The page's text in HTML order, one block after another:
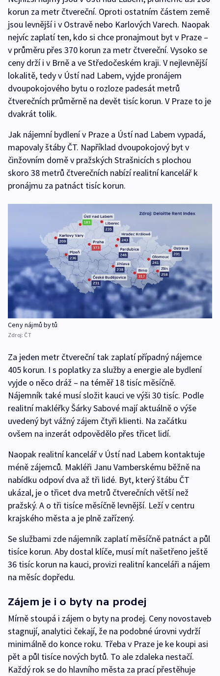
korun za metr čtvereční. Oproti ostatním částem země
jsou levnější i v Ostravě nebo Karlových Varech. Naopak
nejvíc zaplatí ten, kdo si chce pronajmout byt v Praze –
v průměru přes 370 korun za metr čtvereční. Vysoko se
ceny drží i v Brně a ve Středočeském kraji. V nejlevnější
lokalitě, tedy v Ústí nad Labem, vyjde pronájem
dvoupokojového bytu o rozloze padesát metrů
čtverečních průměrně na devět tisíc korun. V Praze to je
dvakrát tolik.
Jak nájemní bydlení v Praze a Ústí nad Labem vypadá,
mapovaly štáby ČT. Například dvoupokojový byt v
činžovním domě v pražských Strašnicích s plochou
skoro 38 metrů čtverečních nabízí realitní kancelář k
pronájmu za patnáct tisíc korun.
Ceny nájmů bytů
Zdroj: ČT
Za jeden metr čtvereční tak zaplatí případný nájemce
405 korun. I s poplatky za služby a energie ale bydlení
vyjde o něco dráž – na téměř 18 tisíc měsíčně.
Nájemník také musí složit kauci ve výši 30 tisíc. Podle
realitní makléřky Šárky Sabové mají aktuálně o výše
uvedený byt vážný zájem čtyři klienti. Na začátku
ovšem na inzerát odpovědělo přes třicet lidí.
Naopak realitní kancelář v Ústí nad Labem kontaktuje
méně zájemců. Makléři Janu Vamberskému běžně na
nabídku odpoví dva až tři lidé. Byt, který štábu ČT
ukázal, je o třicet dva metrů čtverečních větší než
pražský. A o tři tisíce měsíčně levnější. Leží v centru
krajského města a je plně zařízený.
Se službami zde nájemník zaplatí měsíčně patnáct a půl
tisíce korun. Aby dostal klíče, musí mít našetřeno ještě
36 tisíc korun na kauci, provizi realitní kanceláři a nájem
na měsíc dopředu.
Zájem je i o byty na prodej
Mírně stoupá i zájem o byty na prodej. Ceny novostaveb
stagnují, analytici čekají, že na podobné úrovni vydrží
minimálně do konce roku. Třeba v Praze je ke koupi asi
pět a půl tisíce nových bytů. To ale zdaleka nestačí.
Každý rok se do hlavního města za prací přestěhuje